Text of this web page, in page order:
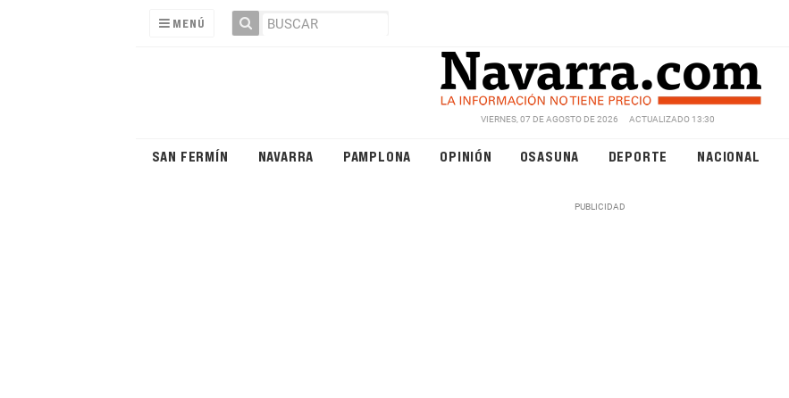
MENÚ
VIERNES, 07 DE AGOSTO DE 2026 ACTUALIZADO 13:30
SAN FERMÍN NAVARRA PAMPLONA OPINIÓN OSASUNA DEPORTE NACIONAL